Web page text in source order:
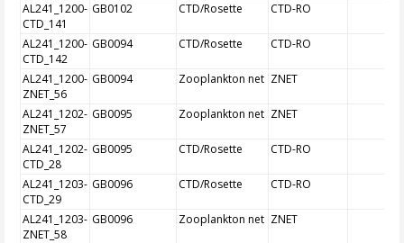
AL241_1200-
CTD_141
GB0102 CTD/Rosette CTD-RO
AL241_1200-
CTD_142
GB0094 CTD/Rosette CTD-RO
AL241_1200-
ZNET_56
GB0094 Zooplankton net ZNET
AL241_1202-
ZNET_57
GB0095 Zooplankton net ZNET
AL241_1202-
CTD_28
GB0095 CTD/Rosette CTD-RO
AL241_1203-
CTD_29
GB0096 CTD/Rosette CTD-RO
AL241_1203-
ZNET_58
GB0096 Zooplankton net ZNET